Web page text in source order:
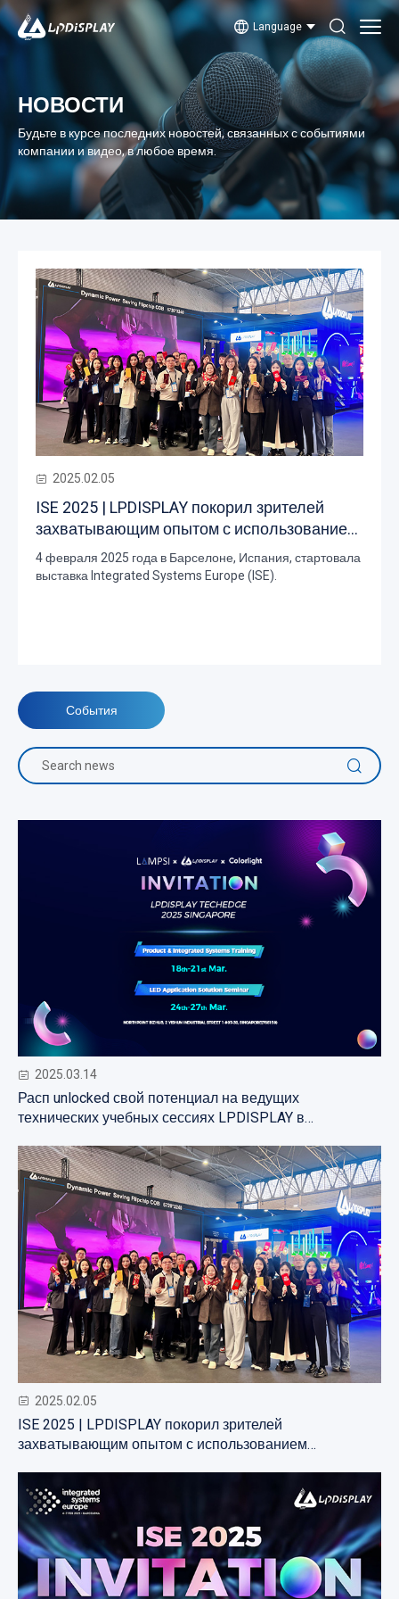
Language
НОВОСТИ
Будьте в курсе последних новостей, связанных с событиями
компании и видео, в любое время.
2025.02.05
ISE 2025 | LPDISPLAY покорил зрителей
захватывающим опытом с использованием
разнообразных светодиодных экранов
4 февраля 2025 года в Барселоне, Испания, стартовала
выставка Integrated Systems Europe (ISE).
События
2025.03.14
Расп unlocked свой потенциал на ведущих
технических учебных сессиях LPDISPLAY в
2025.02.05
ISE 2025 | LPDISPLAY покорил зрителей
захватывающим опытом с использованием